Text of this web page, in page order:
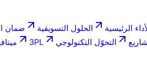
الرئيسية الحلول التسويقية ضمان
التحوّل التكنولوجي 3PL